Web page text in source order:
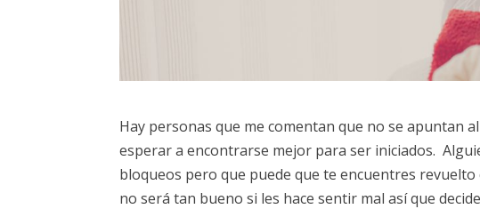
Hay personas que me comentan que no se apuntan
esperar a encontrarse mejor para ser iniciados.
bloqueos pero que puede que te encuentres
no será tan bueno si les hace sentir mal así que